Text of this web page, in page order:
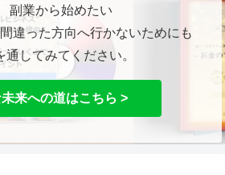
副業から始めたい
違った方向へ行かないためにも
通してみてください。
来への道はこちら >